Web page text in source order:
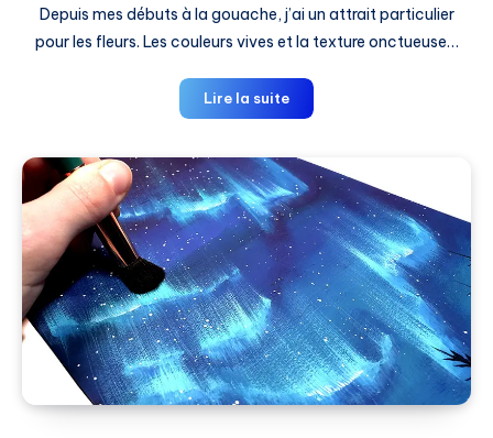
Depuis mes débuts à la gouache, j’ai un attrait particulier
pour les fleurs. Les couleurs vives et la texture onctueuse…
Lire la suiteDébuter
à
gouache
en
peignant
des
fleurs